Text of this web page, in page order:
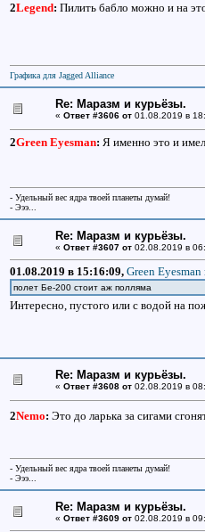
2Legend: Пилить бабло можно и на
Графика для Jagged Alliance
Re: Маразм и курьёзы.
« Ответ #3606 от01.08.2019 в
2Green Eyesman: Я именно это и
- Удельный вес ядра твоей планеты думай!
- Эээ...
Re: Маразм и курьёзы.
« Ответ #3607 от02.08.2019 в
01.08.2019 в 15:16:09, Green Eyesman
полет Бе-200 стоит аж полляма
Интересно, пустого или с водой на
Re: Маразм и курьёзы.
« Ответ #3608 от02.08.2019 в
2Nemo: Это до ларька за сигами
- Удельный вес ядра твоей планеты думай!
- Эээ...
Re: Маразм и курьёзы.
« Ответ #3609 от02.08.2019 в